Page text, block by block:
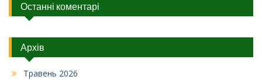
Останні коментарі
Архів
Травень 2026